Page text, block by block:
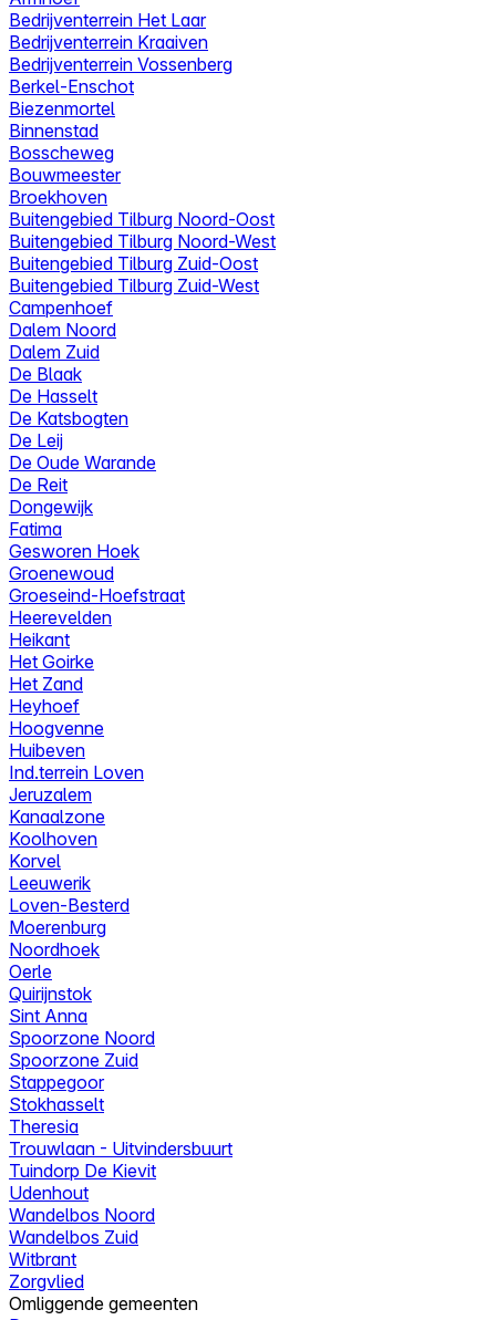
Bedrijventerrein Het Laar
Bedrijventerrein Kraaiven
Bedrijventerrein Vossenberg
Berkel-Enschot
Biezenmortel
Binnenstad
Bosscheweg
Bouwmeester
Broekhoven
Buitengebied Tilburg Noord-Oost
Buitengebied Tilburg Noord-West
Buitengebied Tilburg Zuid-Oost
Buitengebied Tilburg Zuid-West
Campenhoef
Dalem Noord
Dalem Zuid
De Blaak
De Hasselt
De Katsbogten
De Leij
De Oude Warande
De Reit
Dongewijk
Fatima
Gesworen Hoek
Groenewoud
Groeseind-Hoefstraat
Heerevelden
Heikant
Het Goirke
Het Zand
Heyhoef
Hoogvenne
Huibeven
Ind.terrein Loven
Jeruzalem
Kanaalzone
Koolhoven
Korvel
Leeuwerik
Loven-Besterd
Moerenburg
Noordhoek
Oerle
Quirijnstok
Sint Anna
Spoorzone Noord
Spoorzone Zuid
Stappegoor
Stokhasselt
Theresia
Trouwlaan - Uitvindersbuurt
Tuindorp De Kievit
Udenhout
Wandelbos Noord
Wandelbos Zuid
Witbrant
Zorgvlied
Omliggende gemeenten